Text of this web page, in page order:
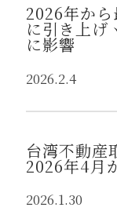
2026年か
に引き上げ
に影響
2026.2.4
台湾不動産
2026年4月
2026.1.30